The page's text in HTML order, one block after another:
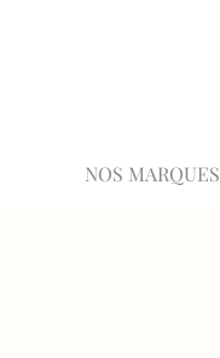
NOS MARQUES